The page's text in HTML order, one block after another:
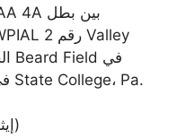
Nittany Lion Softball Park في State College، Pa.
(إيثان موريسون، بيفر كاونتي تايمز)